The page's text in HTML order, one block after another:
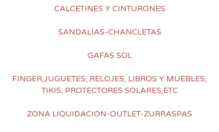
CALCETINES Y CINTURONES
SANDALIAS-CHANCLETAS
GAFAS SOL
FINGER,JUGUETES, RELOJES, LIBROS Y MUEBLES,
TIKIS, PROTECTORES SOLARES,ETC
ZONA LIQUIDACION-OUTLET-ZURRASPAS